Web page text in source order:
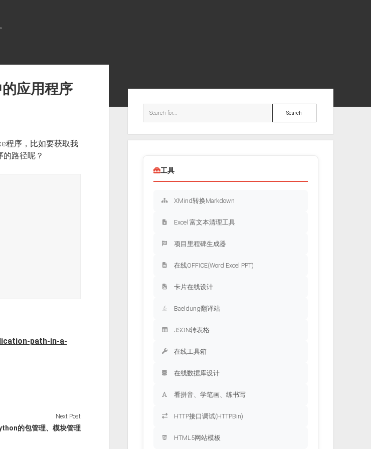
应用程序
程序，比如要获取我
路径呢？
path-in-a-
Next Post
的包管理、模块管理
Search
工具
XMind转换Markdown
Excel 富文本清理工具
项目里程碑生成器
在线OFFICE(Word Excel PPT)
卡片在线设计
Baeldung翻译站
JSON转表格
在线工具箱
在线数据库设计
看拼音、学笔画、练书写
HTTP接口调试(HTTPBin)
HTML5网站模板